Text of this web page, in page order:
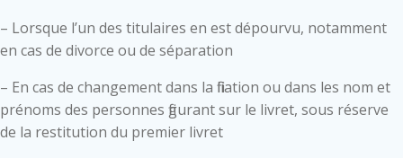
– Lorsque l’un des titulaires en est dépourvu, notamment
en cas de divorce ou de séparation
– En cas de changement dans la filiation ou dans les nom et
prénoms des personnes figurant sur le livret, sous réserve
de la restitution du premier livret